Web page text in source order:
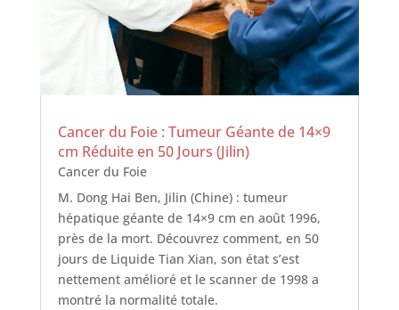
Cancer du Foie : Tumeur Géante de 14×9
cm Réduite en 50 Jours (Jilin)
Cancer du Foie
M. Dong Hai Ben, Jilin (Chine) : tumeur
hépatique géante de 14×9 cm en août 1996,
près de la mort. Découvrez comment, en 50
jours de Liquide Tian Xian, son état s’est
nettement amélioré et le scanner de 1998 a
montré la normalité totale.